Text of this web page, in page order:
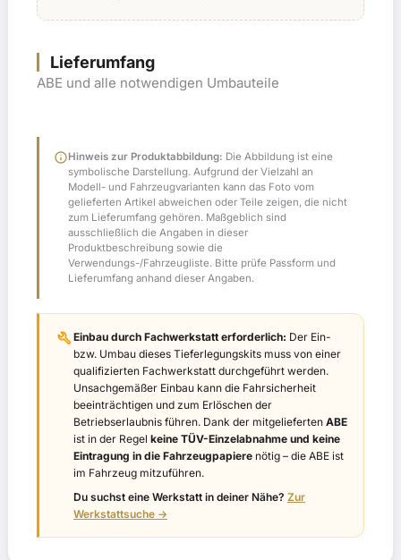
Lieferumfang
ABE und alle notwendigen Umbauteile
infoHinweis zur Produktabbildung: Die Abbildung ist eine
symbolische Darstellung. Aufgrund der Vielzahl an
Modell- und Fahrzeugvarianten kann das Foto vom
gelieferten Artikel abweichen oder Teile zeigen, die nicht
zum Lieferumfang gehören. Maßgeblich sind
ausschließlich die Angaben in dieser
Produktbeschreibung sowie die
Verwendungs-/Fahrzeugliste. Bitte prüfe Passform und
Lieferumfang anhand dieser Angaben.
build Einbau durch Fachwerkstatt erforderlich: Der Ein-
bzw. Umbau dieses Tieferlegungskits muss von einer
qualifizierten Fachwerkstatt durchgeführt werden.
Unsachgemäßer Einbau kann die Fahrsicherheit
beeinträchtigen und zum Erlöschen der
Betriebserlaubnis führen. Dank der mitgelieferten ABE
ist in der Regel keine TÜV-Einzelabnahme und keine
Eintragung in die Fahrzeugpapiere nötig – die ABE ist
im Fahrzeug mitzuführen.
Du suchst eine Werkstatt in deiner Nähe? Zur
Werkstattsuche →